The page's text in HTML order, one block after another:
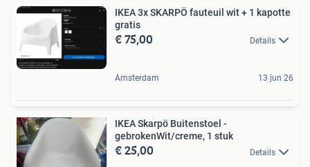
IKEA 3x SKARPÖ fauteuil wit + 1 kapotte
gratis
€ 75,00 Details
Amsterdam 13 jun 26
IKEA Skarpö Buitenstoel -
gebrokenWit/creme, 1 stuk
€ 25,00 Details